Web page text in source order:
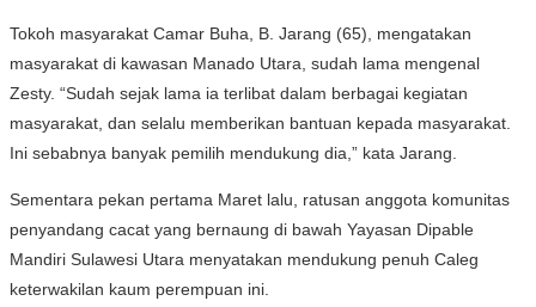
Tokoh masyarakat Camar Buha, B. Jarang (65), mengatakan
masyarakat di kawasan Manado Utara, sudah lama mengenal
Zesty. “Sudah sejak lama ia terlibat dalam berbagai kegiatan
masyarakat, dan selalu memberikan bantuan kepada masyarakat.
Ini sebabnya banyak pemilih mendukung dia,” kata Jarang.
Sementara pekan pertama Maret lalu, ratusan anggota komunitas
penyandang cacat yang bernaung di bawah Yayasan Dipable
Mandiri Sulawesi Utara menyatakan mendukung penuh Caleg
keterwakilan kaum perempuan ini.